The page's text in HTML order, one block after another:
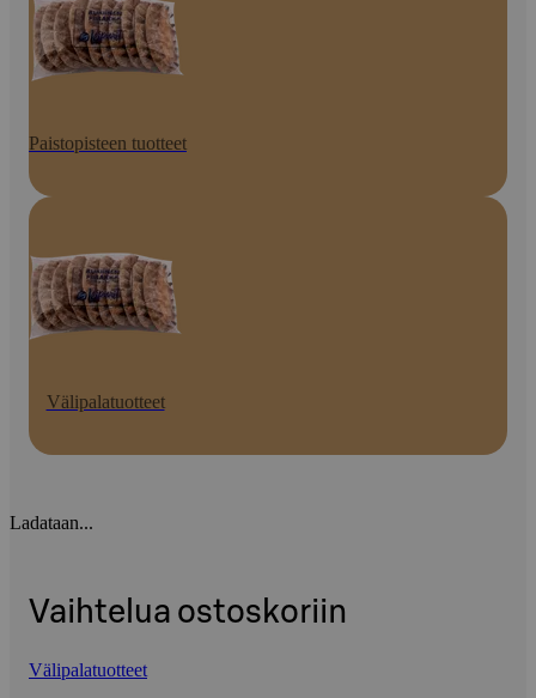
Paistopisteen tuotteet
Välipalatuotteet
Ladataan...
Vaihtelua ostoskoriin
Välipalatuotteet